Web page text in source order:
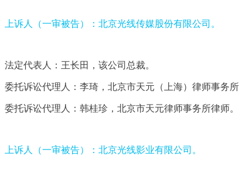
上诉人（一审被告）：北京光线传媒股份有限公司。
法定代表人：王长田，该公司总裁。
委托诉讼代理人：李琦，北京市天元（上海）律师事务所
委托诉讼代理人：韩桂珍，北京市天元律师事务所律师。
上诉人（一审被告）：北京光线影业有限公司。